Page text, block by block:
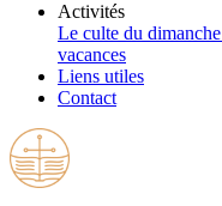
Activités
Le culte du dimanche
vacances
Liens utiles
Contact